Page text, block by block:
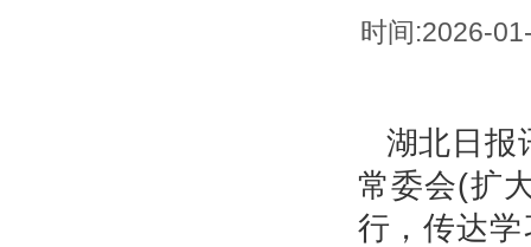
时间:2026-
湖北日报
常委会(扩
行，传达